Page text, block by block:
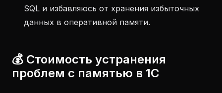
SQL и избавляюсь от хранения избыточных
данных в оперативной памяти.
💰 Стоимость устранения
проблем с памятью в 1С